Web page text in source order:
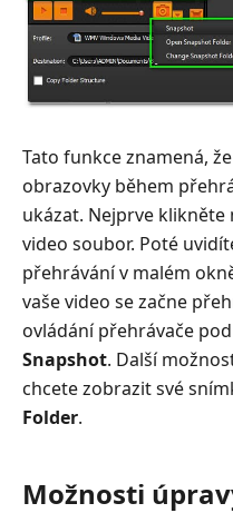
Tato funkce znamená,
obrazovky během
ukázat. Nejprve klikněte
video soubor. Poté
přehrávání v malém
vaše video se začne
ovládání přehrávače
Snapshot. Další
chcete zobrazit své
Folder.
Možnosti